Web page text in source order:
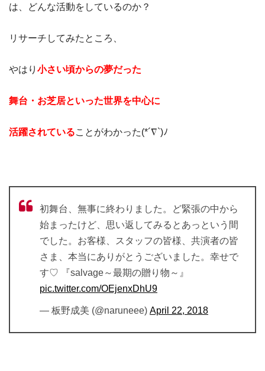
は、どんな活動をしているのか？
リサーチしてみたところ、
やはり 小さい頃からの夢だった
舞台・お芝居といった世界を中心に
活躍されていることがわかった(*´∇`)ﾉ
初舞台、無事に終わりました。ど緊張の中から
始まったけど、思い返してみるとあっという間
でした。お客様、スタッフの皆様、共演者の皆
さま、本当にありがとうございました。幸せで
す♡ 『salvage～最期の贈り物～』
pic.twitter.com/OEjenxDhU9
— 板野成美 (@naruneee) April 22, 2018